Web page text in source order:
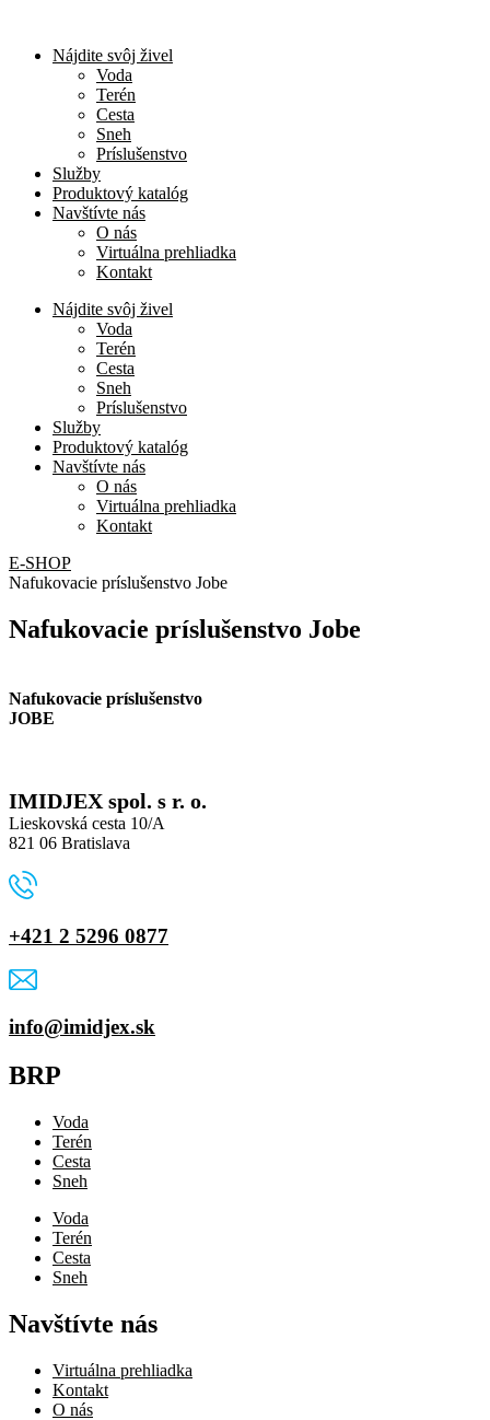
Nájdite svôj živel
Voda
Terén
Cesta
Sneh
Príslušenstvo
Služby
Produktový katalóg
Navštívte nás
O nás
Virtuálna prehliadka
Kontakt
Nájdite svôj živel
Voda
Terén
Cesta
Sneh
Príslušenstvo
Služby
Produktový katalóg
Navštívte nás
O nás
Virtuálna prehliadka
Kontakt
E-SHOP
Nafukovacie príslušenstvo Jobe
Nafukovacie príslušenstvo Jobe
Nafukovacie príslušenstvo
JOBE
IMIDJEX spol. s r. o.
Lieskovská cesta 10/A
821 06 Bratislava
+421 2 5296 0877
info@imidjex.sk
BRP
Voda
Terén
Cesta
Sneh
Voda
Terén
Cesta
Sneh
Navštívte nás
Virtuálna prehliadka
Kontakt
O nás